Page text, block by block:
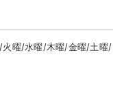
/火曜/水曜/木曜/金曜/土曜/